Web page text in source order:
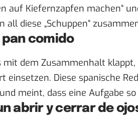
auf Kiefernzapfen machen“
all diese „Schuppen“
pan comido
mit dem Zusammenhalt klappt,
einsetzen. Diese spanische
meint, dass eine Aufgabe
abrir y cerrar de